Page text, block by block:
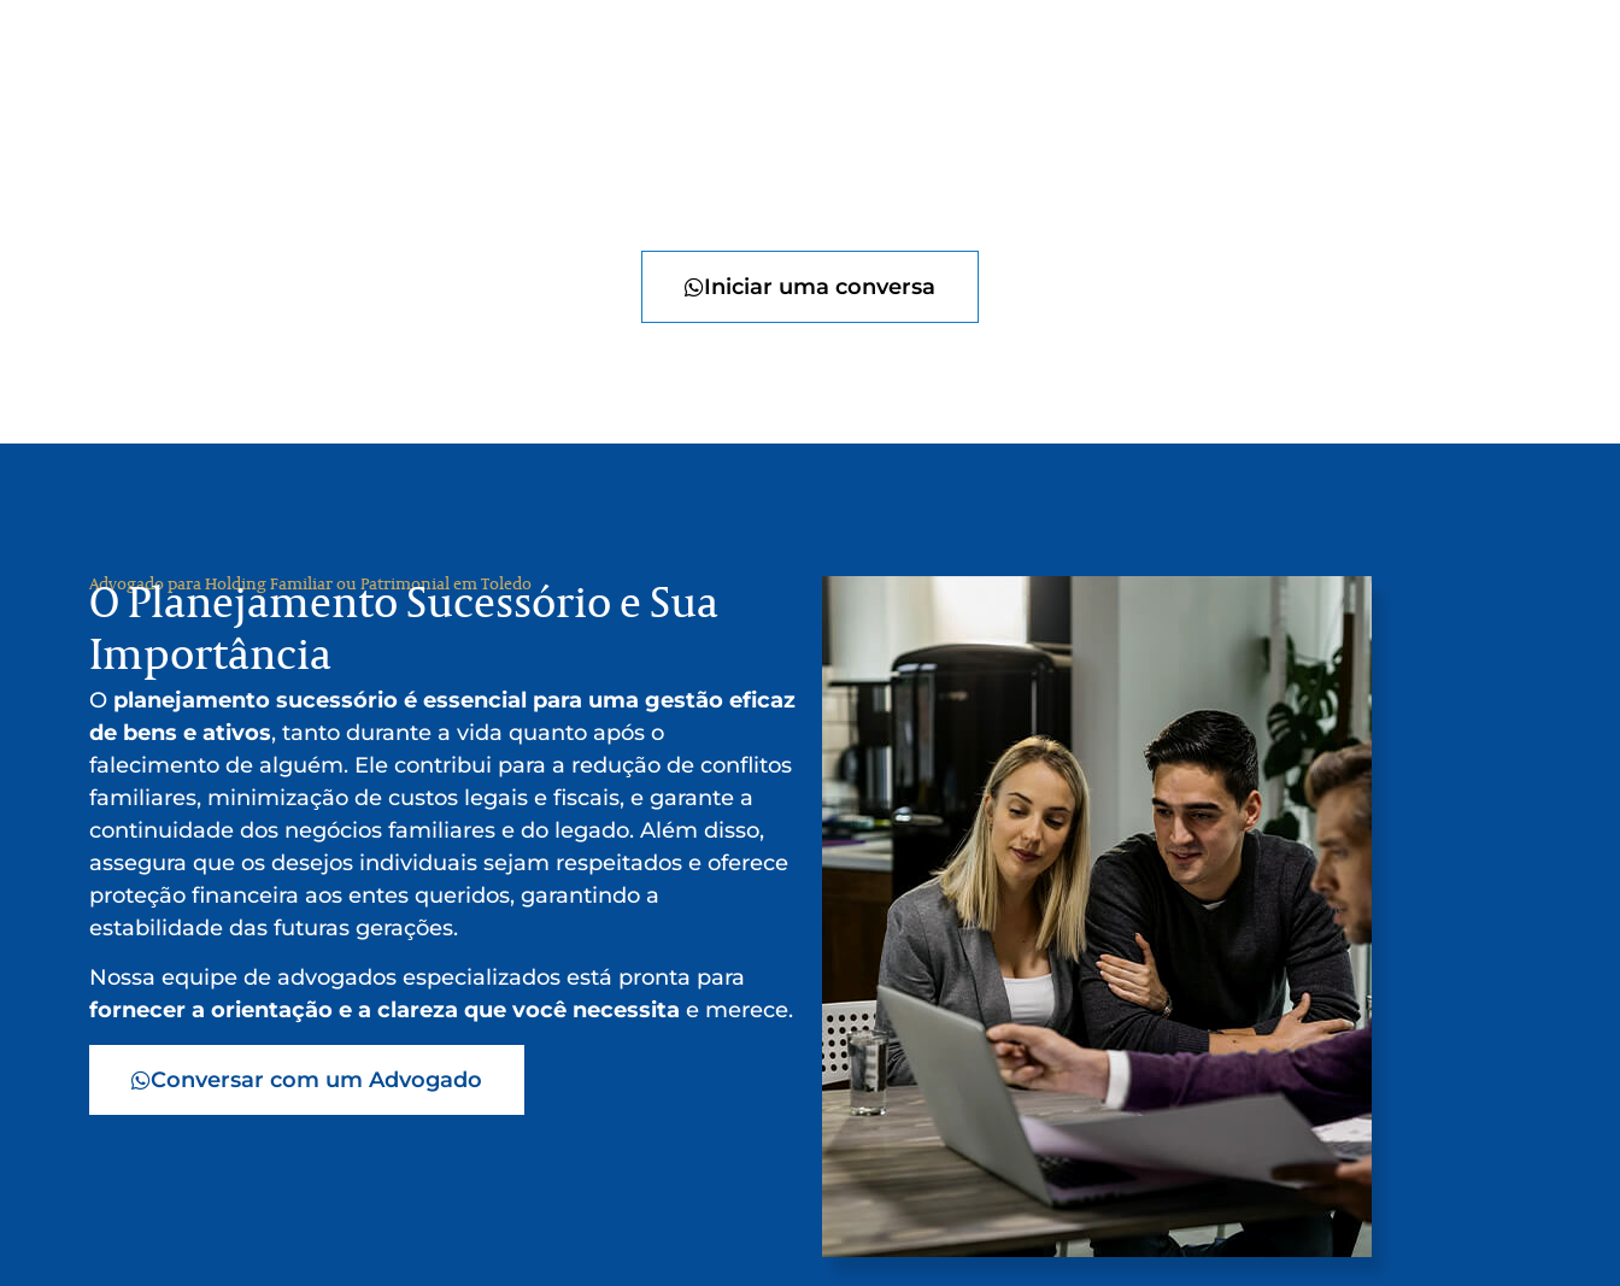
Iniciar uma conversa
Advogado para Holding Familiar ou Patrimonial em Toledo
O Planejamento Sucessório e Sua
Importância
O planejamento sucessório é essencial para uma gestão eficaz
de bens e ativos, tanto durante a vida quanto após o
falecimento de alguém. Ele contribui para a redução de conflitos
familiares, minimização de custos legais e fiscais, e garante a
continuidade dos negócios familiares e do legado. Além disso,
assegura que os desejos individuais sejam respeitados e oferece
proteção financeira aos entes queridos, garantindo a
estabilidade das futuras gerações.
Nossa equipe de advogados especializados está pronta para
fornecer a orientação e a clareza que você necessita e merece.
Conversar com um Advogado